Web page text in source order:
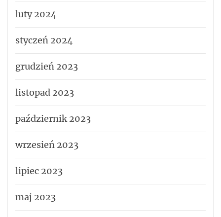
luty 2024
styczeń 2024
grudzień 2023
listopad 2023
październik 2023
wrzesień 2023
lipiec 2023
maj 2023